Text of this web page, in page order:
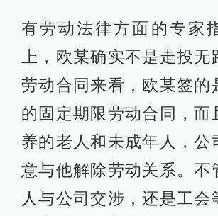
有劳动法律方面的专家
上，欧某确实不是走投无
劳动合同来看，欧某签的
的固定期限劳动合同，而
养的老人和未成年人，公
意与他解除劳动关系。不
人与公司交涉，还是工会